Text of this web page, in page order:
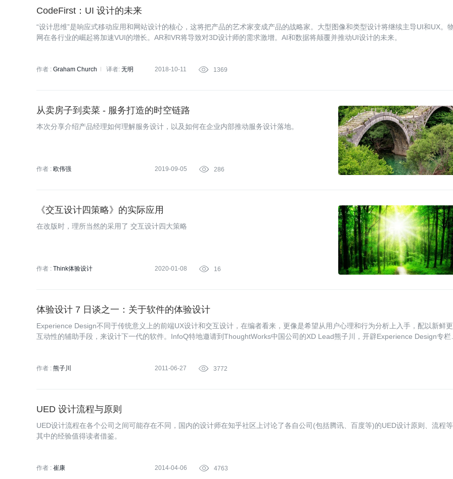
CodeFirst：UI 设计的未来
“设计思维”是响应式移动应用和网站设计的核心，这将把产品的艺术家变成产品的战略家。大型图像和类型设计将继续主导UI和UX。
网在各行业的崛起将加速VUI的增长。AR和VR将导致对3D设计师的需求激增。AI和数据将颠覆并推动UI设计的未来。
作者 : Graham Church 译者: 无明 2018-10-11  1369
从卖房子到卖菜 - 服务打造的时空链路
本次分享介绍产品经理如何理解服务设计，以及如何在企业内部推动服务设计落地。
作者 : 欧伟强 2019-09-05  286
《交互设计四策略》的实际应用
在改版时，理所当然的采用了 交互设计四大策略
作者 : Think体验设计 2020-01-08  16
体验设计 7 日谈之一：关于软件的体验设计
Experience Design不同于传统意义上的前端UX设计和交互设计，在编者看来，更像是希望从用户心理和行为分析上入手，配以新鲜
互动性的辅助手段，来设计下一代的软件。InfoQ特地邀请到ThoughtWorks中国公司的XD Lead熊子川，开辟Experience Design专栏
作者 : 熊子川 2011-06-27  3772
UED 设计流程与原则
UED设计流程在各个公司之间可能存在不同，国内的设计师在知乎社区上讨论了各自公司(包括腾讯、百度等)的UED设计原则、流程
其中的经验值得读者借鉴。
作者 : 崔康 2014-04-06  4763